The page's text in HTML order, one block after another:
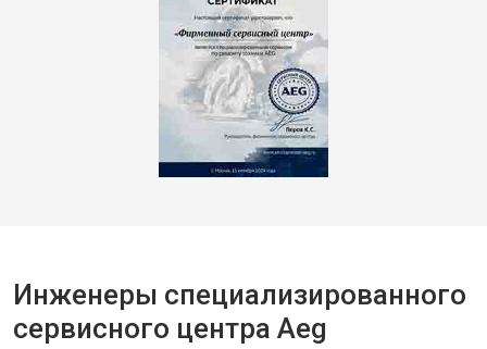
Инженеры специализированного
сервисного центра Aeg